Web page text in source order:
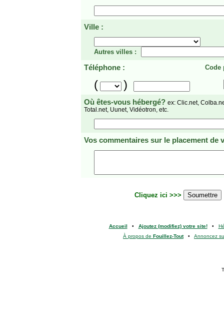
Ville :
Autres villes :
Téléphone : Code
( )
Où êtes-vous hébergé? ex: Clic.net,
Total.net, Uunet, Vidéotron, etc.
Vos commentaires sur le placement de
Cliquez ici >>>
Accueil • Ajoutez (modifiez) votre site!•
À propos de Fouillez-Tout• Annoncez